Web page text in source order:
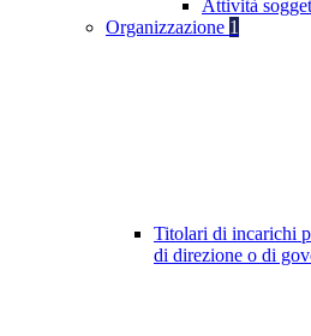
Attività
Organizzazione 1
Titolari di incarichi
di direzione o di